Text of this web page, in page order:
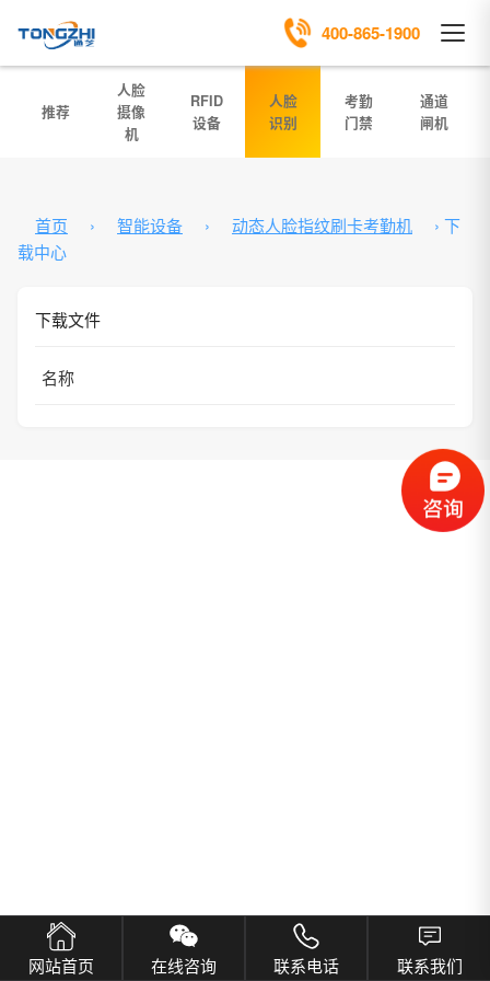
400-865-1900
网站首页 在线咨询 联系电话 联系我们
推荐
人脸
摄像
机
RFID
设备
人脸
识别
考勤
门禁
通道
闸机
首页 › 智能设备 › 动态人脸指纹刷卡考勤机 › 下
载中心
下载文件
名称